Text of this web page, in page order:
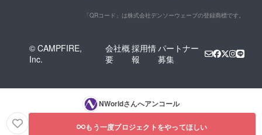
「QRコード」は株式会社デンソーウェーブの登録商標です。
© CAMPFIRE,
Inc.
会社概
要
採用情
報
パートナー
募集
NWorldさんへアンコール
もう一度プロジェクトをやってほしい